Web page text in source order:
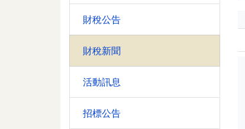
財稅公告
財稅新聞
活動訊息
招標公告